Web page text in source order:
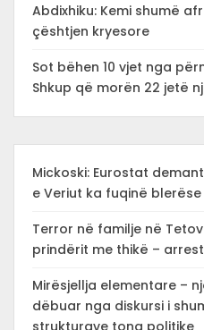
Abdixhiku: Kemi shumë
çështjen kryesore
Sot bëhen 10 vjet nga
Shkup që morën 22 jetë
Mickoski: Eurostat
e Veriut ka fuqinë
Terror në familje në
prindërit me thikë –
Mirësjellja elementare –
dëbuar nga diskursi i
strukturave tona politike